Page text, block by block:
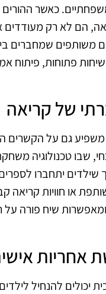
כאשר
הם לא רק
משותפים שמחברים
פתוחות, פיתוח
של קריאה
משפיע גם על הקשרים
שבו טכנולוגיה
שילדים יתחברו
או חוויות קריאה
שיח פורה על
אחריות
יכולים להנחיל